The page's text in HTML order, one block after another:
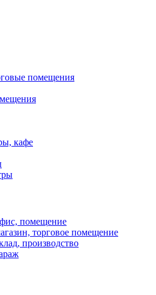
помещения
кафе
помещение
торговое помещение
производство